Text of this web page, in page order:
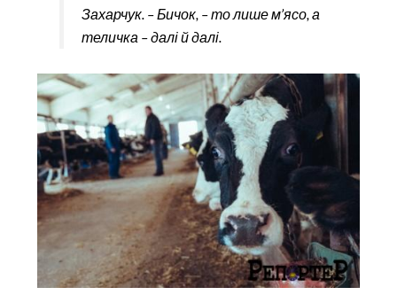
Захарчук. – Бичок, – то лише м’ясо, а
теличка – далі й далі.